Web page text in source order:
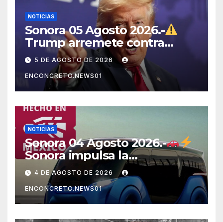
NOTICIAS
Sonora 05 Agosto 2026.-
Trump arremete contra
México, Canadá y otras
potencias por supuestos
abusos comerciales
5 DE AGOSTO DE 2026
ENCONCRETO.NEWS01
NOTICIAS
Sonora 04 Agosto 2026.-
Sonora impulsa la
electromovilidad con
«Beyond», un vehículo
eléctrico desarrollado junto
al ITH
4 DE AGOSTO DE 2026
ENCONCRETO.NEWS01